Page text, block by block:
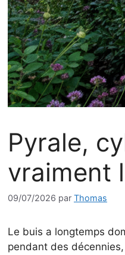
Pyrale,
vraiment
09/07/2026 par Thomas
Le buis a longtemps
pendant des